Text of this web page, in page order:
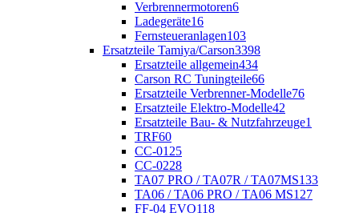
Verbrennermotoren6
Ladegeräte16
Fernsteueranlagen103
Ersatzteile Tamiya/Carson3398
Ersatzteile allgemein434
Carson RC Tuningteile66
Ersatzteile Verbrenner-Modelle76
Ersatzteile Elektro-Modelle42
Ersatzteile Bau- & Nutzfahrzeuge1
TRF60
CC-01 25
CC-0228
TA07 PRO / TA07R / TA07MS133
TA06 / TA06 PRO / TA06 MS127
FF-04 EVO118